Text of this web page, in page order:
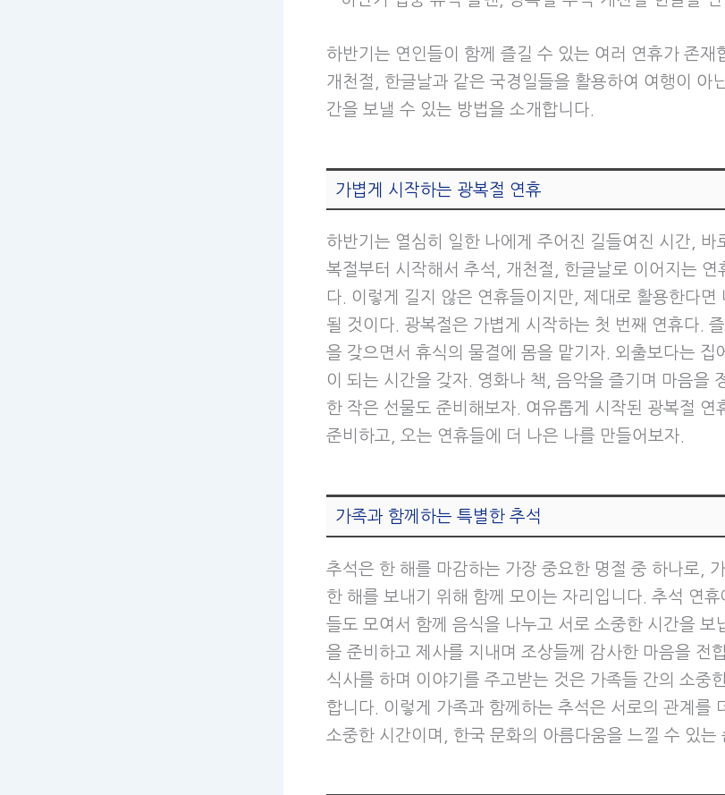
하반기는 연인들이 함께 즐길 수 있는 여러 연휴가 존재
개천절, 한글날과 같은 국경일들을 활용하여 여행이 아
간을 보낼 수 있는 방법을 소개합니다.
가볍게 시작하는 광복절 연휴
하반기는 열심히 일한 나에게 주어진 길들여진 시간, 바
복절부터 시작해서 추석, 개천절, 한글날로 이어지는 연
다. 이렇게 길지 않은 연휴들이지만, 제대로 활용한다면
될 것이다. 광복절은 가볍게 시작하는 첫 번째 연휴다.
을 갖으면서 휴식의 물결에 몸을 맡기자. 외출보다는 집
이 되는 시간을 갖자. 영화나 책, 음악을 즐기며 마음을
한 작은 선물도 준비해보자. 여유롭게 시작된 광복절 연
준비하고, 오는 연휴들에 더 나은 나를 만들어보자.
가족과 함께하는 특별한 추석
추석은 한 해를 마감하는 가장 중요한 명절 중 하나로,
한 해를 보내기 위해 함께 모이는 자리입니다. 추석 연
들도 모여서 함께 음식을 나누고 서로 소중한 시간을 보
을 준비하고 제사를 지내며 조상들께 감사한 마음을 전
식사를 하며 이야기를 주고받는 것은 가족들 간의 소중
합니다. 이렇게 가족과 함께하는 추석은 서로의 관계를
소중한 시간이며, 한국 문화의 아름다움을 느낄 수 있는